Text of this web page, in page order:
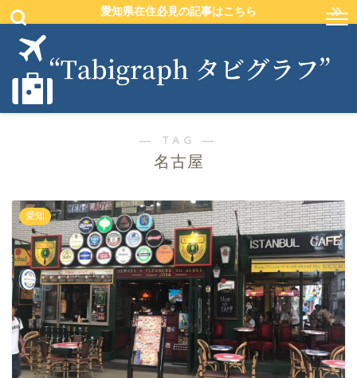
愛知県在住必見の記事はこちら
― TAG ―
名古屋
愛知